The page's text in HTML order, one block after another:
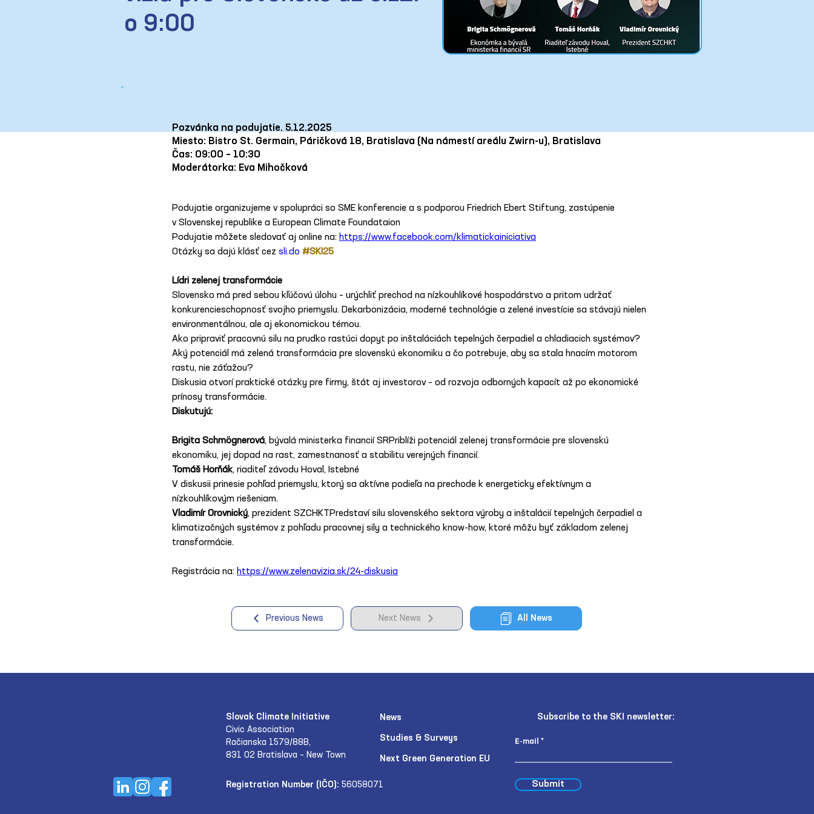
o 9:00
Pozvánka na podujatie. 5.12.2025
Miesto: Bistro St. Germain, Páričková 18, Bratislava (Na námestí areálu Zwirn-u), Bratislava
Čas: 09:00 – 10:30
Moderátorka: Eva Mihočková
Podujatie organizujeme v spolupráci so SME konferencie a s podporou Friedrich Ebert Stiftung, zastúpenie
v Slovenskej republike a European Climate Foundataion
Podujatie môžete sledovať aj online na: https://www.facebook.com/klimatickainiciativa
Otázky sa dajú klásť cez sli.do #SKI25
Lídri zelenej transformácie
Slovensko má pred sebou kľúčovú úlohu – urýchliť prechod na nízkouhlíkové hospodárstvo a pritom udržať
konkurencieschopnosť svojho priemyslu. Dekarbonizácia, moderné technológie a zelené investície sa stávajú nielen
environmentálnou, ale aj ekonomickou témou.
Ako pripraviť pracovnú silu na prudko rastúci dopyt po inštaláciách tepelných čerpadiel a chladiacich systémov?
Aký potenciál má zelená transformácia pre slovenskú ekonomiku a čo potrebuje, aby sa stala hnacím motorom
rastu, nie záťažou?
Diskusia otvorí praktické otázky pre firmy, štát aj investorov – od rozvoja odborných kapacít až po ekonomické
prínosy transformácie.
Diskutujú:
Brigita Schmögnerová, bývalá ministerka financií SRPriblíži potenciál zelenej transformácie pre slovenskú
ekonomiku, jej dopad na rast, zamestnanosť a stabilitu verejných financií.
Tomáš Horňák, riaditeľ závodu Hoval, Istebné
V diskusii prinesie pohľad priemyslu, ktorý sa aktívne podieľa na prechode k energeticky efektívnym a
nízkouhlíkovým riešeniam.
Vladimír Orovnický, prezident SZCHKTPredstaví silu slovenského sektora výroby a inštalácií tepelných čerpadiel a
klimatizačných systémov z pohľadu pracovnej sily a technického know-how, ktoré môžu byť základom zelenej
transformácie.
Registrácia na: https://www.zelenavizia.sk/24-diskusia
Previous News Next News All News
Slovak Climate Initiative
Civic Association
Račianska 1579/88B,
831 02 Bratislava – New Town
News
Studies & Surveys
Next Green Generation EU
Registration Number (IČO): 56058071
Subscribe to the SKI newsletter:
E‑mail
Submit